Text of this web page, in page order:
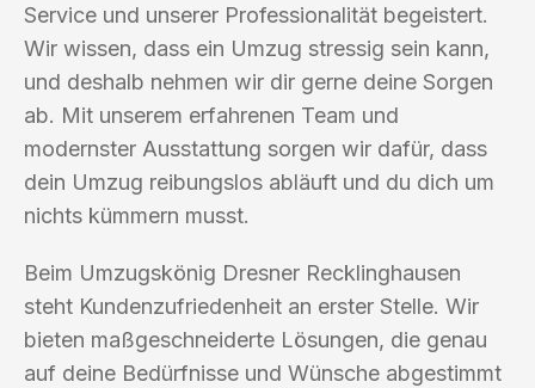
Service und unserer Professionalität begeistert.
Wir wissen, dass ein Umzug stressig sein kann,
und deshalb nehmen wir dir gerne deine Sorgen
ab. Mit unserem erfahrenen Team und
modernster Ausstattung sorgen wir dafür, dass
dein Umzug reibungslos abläuft und du dich um
nichts kümmern musst.
Beim Umzugskönig Dresner Recklinghausen
steht Kundenzufriedenheit an erster Stelle. Wir
bieten maßgeschneiderte Lösungen, die genau
auf deine Bedürfnisse und Wünsche abgestimmt